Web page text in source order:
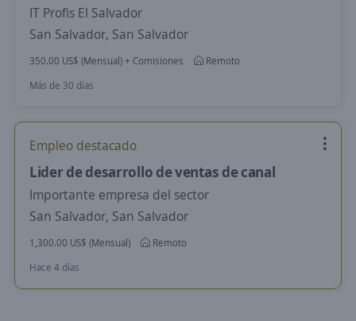
IT Profis El Salvador
San Salvador, San Salvador
350.00 US$ (Mensual) + Comisiones
Remoto
Más de 30 días
Empleo destacado
Lider de desarrollo de ventas de canal
Importante empresa del sector
San Salvador, San Salvador
1,300.00 US$ (Mensual)
Remoto
Hace 4 días